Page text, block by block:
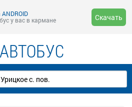
у вас в кармане
Скачать